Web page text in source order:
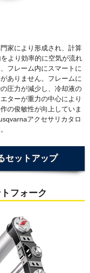
家により形成され、計算
より効率的に空気が流れ
フレーム内にスマートに
ありません。フレームに
圧力が減少し、冷却液の
ターが重力の中心により
の俊敏性が向上していま
アクセサリカタロ
セットアップ
フォーク